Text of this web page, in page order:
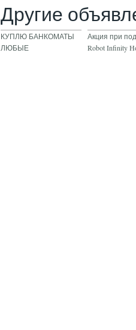
Другие
КУПЛЮ БАНКОМАТЫ
ЛЮБЫЕ
Акция при
Robot Infinity